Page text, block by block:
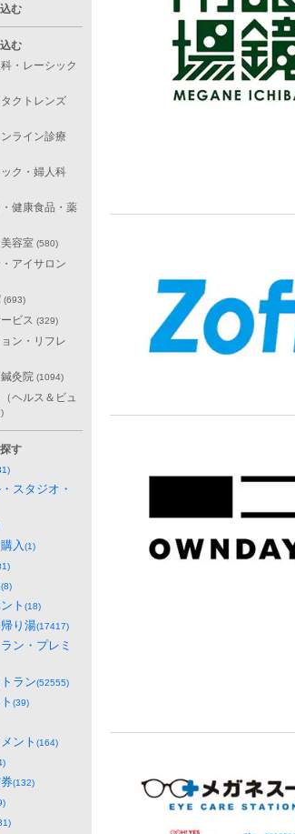
む
む
・レーシック
クトレンズ
ライン診療
ク・婦人科
健康食品・薬
容室 (580)
アイサロン
(693)
ビス (329)
ン・リフレ
灸院 (1094)
ヘルス＆ビュ
す
スタジオ・
入(1)
(8)
ト (18)
り湯(17417)
ン・プレミ
ラン(52555)
(39)
ント (164)
(132)